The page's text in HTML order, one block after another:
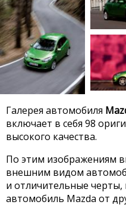
Галерея автомобиля
включает в себя 98
высокого качества.
По этим изображениям
внешним видом
и отличительные
автомобиль Mazda от